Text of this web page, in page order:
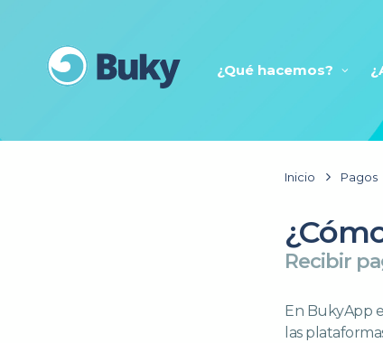
¿Qué hacemos?
Inicio Pagos
Recibir
En BukyApp
las